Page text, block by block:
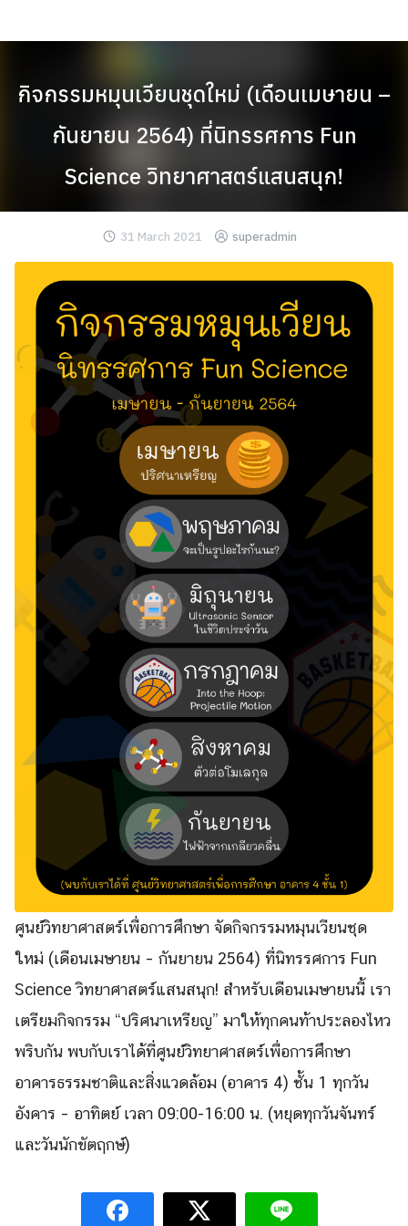
to
Search
Search
กิจกรรมหมุนเวียนชุดใหม่ (เดือนเมษายน –
กันยายน 2564) ที่นิทรรศการ Fun
Science วิทยาศาสตร์แสนสนุก!
31 March 2021 superadmin
ศูนย์วิทยาศาสตร์เพื่อการศึกษา จัดกิจกรรมหมุนเวียนชุด
ใหม่ (เดือนเมษายน – กันยายน 2564) ที่นิทรรศการ Fun
Science วิทยาศาสตร์แสนสนุก! สำหรับเดือนเมษายนนี้ เรา
เตรียมกิจกรรม “ปริศนาเหรียญ” มาให้ทุกคนท้าประลองไหว
พริบกัน พบกับเราได้ที่ศูนย์วิทยาศาสตร์เพื่อการศึกษา
อาคารธรรมชาติและสิ่งแวดล้อม (อาคาร 4) ชั้น 1 ทุกวัน
อังคาร – อาทิตย์ เวลา 09:00-16:00 น. (หยุดทุกวันจันทร์
และวันนักขัตฤกษ์)